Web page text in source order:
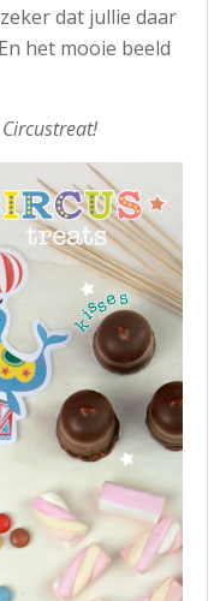
dat jullie daar
het mooie beeld
Circustreat!